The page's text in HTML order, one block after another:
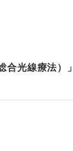
合光線療法）」